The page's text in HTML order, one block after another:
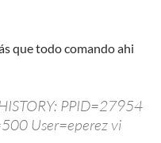
que todo comando ahi
PPID=27954
User=eperez vi